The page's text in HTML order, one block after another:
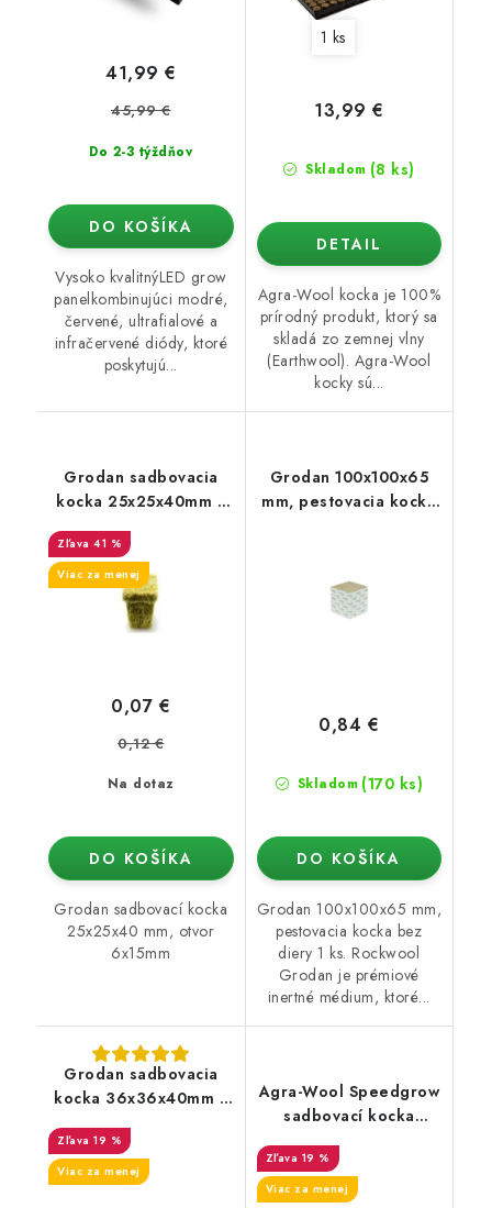
Do 2-3 týždňov
41,99 €
45,99 €
DO KOŠÍKA
Vysoko kvalitnýLED grow
panelkombinujúci modré,
červené, ultrafialové a
infračervené diódy, ktoré
poskytujú...
1 ks
Skladom (8 ks)
13,99 €
DETAIL
Agra-Wool kocka je 100%
prírodný produkt, ktorý sa
skladá zo zemnej vlny
(Earthwool). Agra-Wool
kocky sú...
Grodan sadbovacia
kocka 25x25x40mm s
41 %
Viac za menej
Na dotaz
0,07 €
0,12 €
DO KOŠÍKA
Grodan sadbovací kocka
25x25x40 mm, otvor
6x15mm
Grodan 100x100x65
mm, pestovacia kocka
Skladom (170 ks)
0,84 €
DO KOŠÍKA
Grodan 100x100x65 mm,
pestovacia kocka bez
diery 1 ks. Rockwool
Grodan je prémiové
inertné médium, ktoré...
Grodan sadbovacia
kocka 36x36x40mm s
otvorom
19 %
Viac za menej
Agra-Wool Speedgrow
sadbovací kocka
40x40mm bez diery
19 %
Viac za menej